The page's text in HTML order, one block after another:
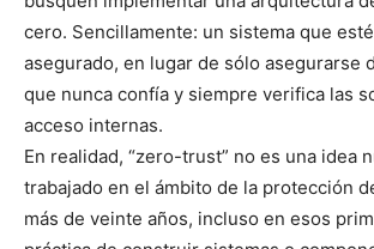
cero. Sencillamente: un sistema que
asegurado, en lugar de sólo asegurarse
que nunca confía y siempre verifica las
acceso internas.
En realidad, “zero-trust” no es una idea
trabajado en el ámbito de la protección
más de veinte años, incluso en esos